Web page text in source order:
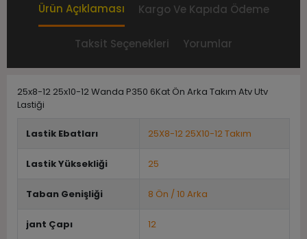
Ürün Açıklaması Kargo Ve Kapıda Ödeme
Taksit Seçenekleri Yorumlar
25x8-12 25x10-12 Wanda P350 6Kat Ön Arka Takım Atv Utv
Lastiği
Lastik Ebatları 25X8-12 25X10-12 Takım
Lastik Yüksekliği 25
Taban Genişliği 8 Ön / 10 Arka
jant Çapı 12